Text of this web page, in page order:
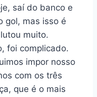
saí do banco e
gol, mas isso é
muito.
foi complicado.
impor nosso
com os três
que é o mais